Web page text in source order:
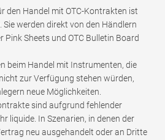
den Handel mit OTC-Kontrakten ist
Sie werden direkt von den Händlern
Pink Sheets und OTC Bulletin Board
beim Handel mit Instrumenten, die
zur Verfügung stehen würden,
neue Möglichkeiten.
sind aufgrund fehlender
liquide. In Szenarien, in denen der
neu ausgehandelt oder an Dritte